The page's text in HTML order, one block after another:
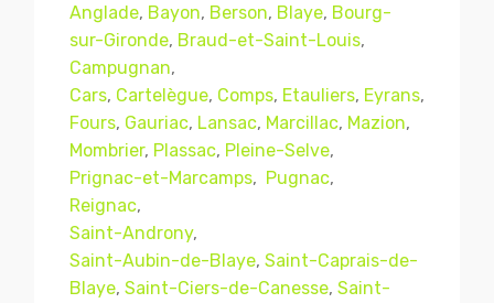
Anglade, Bayon, Berson, Blaye, Bourg-
sur-Gironde, Braud-et-Saint-Louis,
Campugnan,
Cars, Cartelègue, Comps, Etauliers, Eyrans,
Fours, Gauriac, Lansac, Marcillac, Mazion,
Mombrier, Plassac, Pleine-Selve,
Prignac-et-Marcamps, Pugnac,
Reignac,
Saint-Androny,
Saint-Aubin-de-Blaye, Saint-Caprais-de-
Blaye, Saint-Ciers-de-Canesse, Saint-